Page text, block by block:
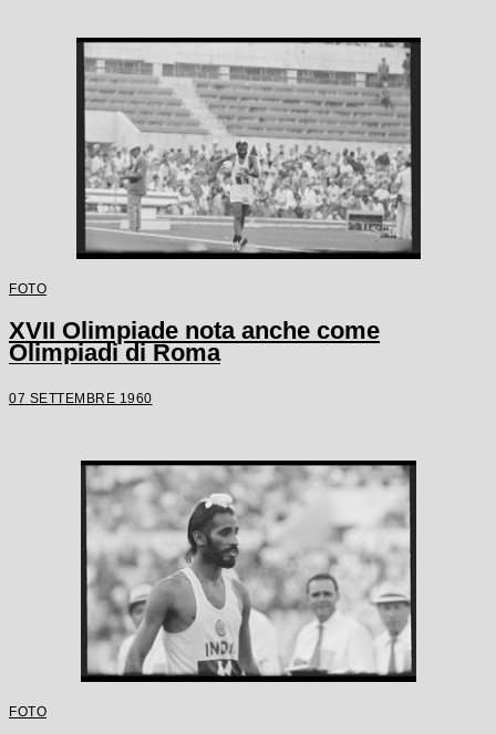
FOTO
XVII Olimpiade nota anche come
Olimpiadi di Roma
07 SETTEMBRE 1960
FOTO